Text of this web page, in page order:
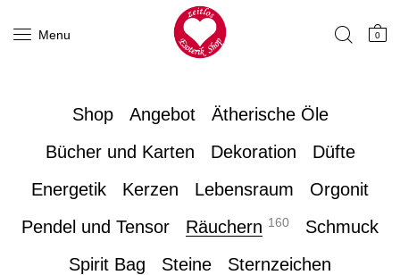
Menu 0
Shop Angebot
Ätherische Öle
Bücher und Karten
Dekoration
Düfte
Energetik
Kerzen Lebensraum
Orgonit
Pendel und Tensor
Räuchern 160
Schmuck
Spirit Bag
Steine Sternzeichen